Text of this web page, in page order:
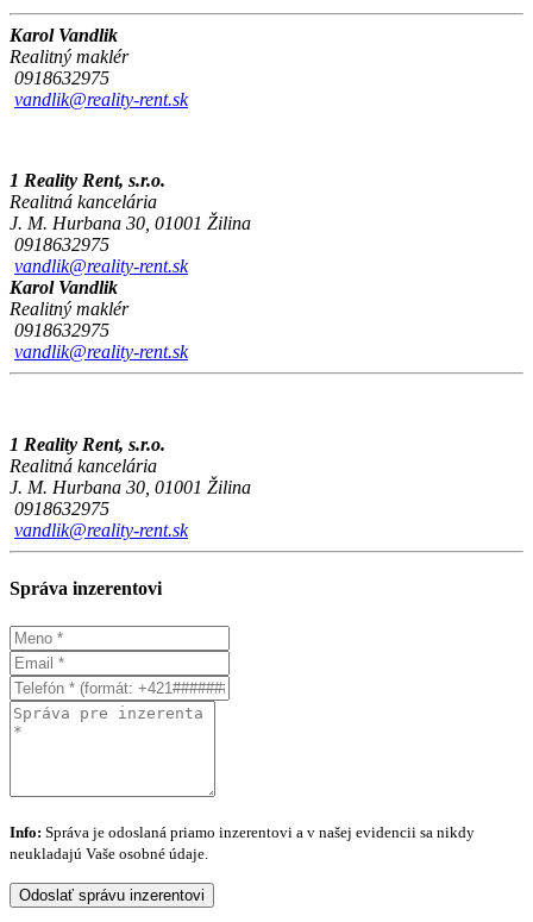
Karol Vandlik
Realitný maklér
0918632975
vandlik@reality-rent.sk
1 Reality Rent, s.r.o.
Realitná kancelária
J. M. Hurbana 30, 01001 Žilina
0918632975
vandlik@reality-rent.sk
Karol Vandlik
Realitný maklér
0918632975
vandlik@reality-rent.sk
1 Reality Rent, s.r.o.
Realitná kancelária
J. M. Hurbana 30, 01001 Žilina
0918632975
vandlik@reality-rent.sk
Správa inzerentovi
Info: Správa je odoslaná priamo inzerentovi a v našej evidencii sa nikdy
neukladajú Vaše osobné údaje.
Odoslať správu inzerentovi